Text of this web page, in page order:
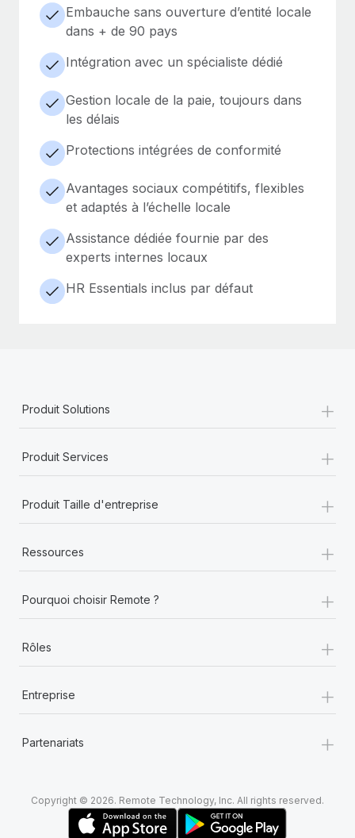
Embauche sans ouverture d’entité locale
dans + de 90 pays
Intégration avec un spécialiste dédié
Gestion locale de la paie, toujours dans
les délais
Protections intégrées de conformité
Avantages sociaux compétitifs, flexibles
et adaptés à l’échelle locale
Assistance dédiée fournie par des
experts internes locaux
HR Essentials inclus par défaut
Produit Solutions +
Produit Services +
Produit Taille d'entreprise +
Ressources +
Pourquoi choisir Remote ? +
Rôles +
Entreprise +
Partenariats +
Copyright © 2026. Remote Technology, Inc. All rights reserved.